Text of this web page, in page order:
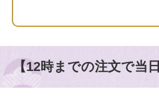
【12時までの注文で当